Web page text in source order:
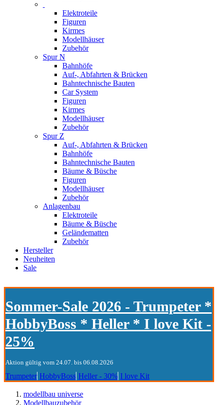
Elektroteile
Figuren
Kirmes
Modellhäuser
Zubehör
Spur N
Bahnhöfe
Auf-, Abfahrten & Brücken
Bahntechnische Bauten
Car System
Figuren
Kirmes
Modellhäuser
Zubehör
Spur Z
Auf-, Abfahrten & Brücken
Bahnhöfe
Bahntechnische Bauten
Bäume & Büsche
Figuren
Modellhäuser
Zubehör
Anlagenbau
Elektroteile
Bäume & Büsche
Geländematten
Zubehör
Hersteller
Neuheiten
Sale
Sommer-Sale 2026 - Trumpeter *
HobbyBoss * Heller * I love Kit -
25%
Aktion gültig vom 24.07. bis 06.08.2026
Trumpeter HobbyBoss Heller - 30% I love Kit
modellbau universe
Modellbauzubehör